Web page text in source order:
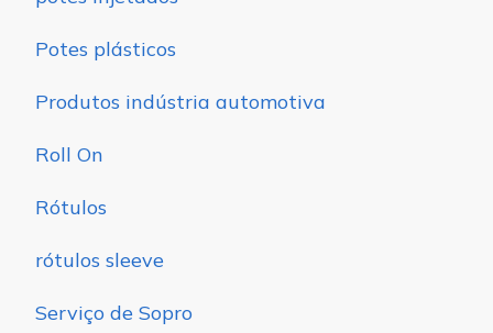
Potes plásticos
Produtos indústria automotiva
Roll On
Rótulos
rótulos sleeve
Serviço de Sopro